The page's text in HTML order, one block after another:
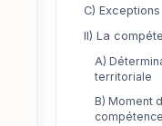
C) Exceptions
II) La
A)
territoriale
B) Moment